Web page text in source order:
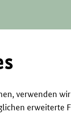
verwenden
erweiterte